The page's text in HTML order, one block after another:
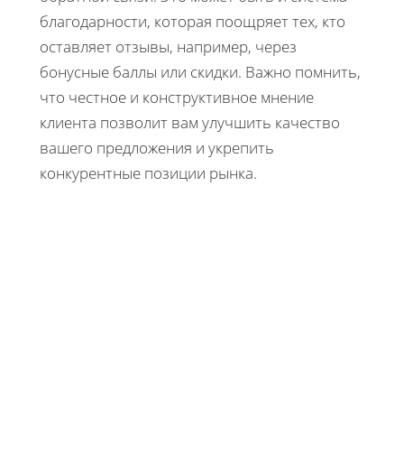
благодарности, которая поощряет тех, кто
оставляет отзывы, например, через
бонусные баллы или скидки. Важно помнить,
что честное и конструктивное мнение
клиента позволит вам улучшить качество
вашего предложения и укрепить
конкурентные позиции рынка.